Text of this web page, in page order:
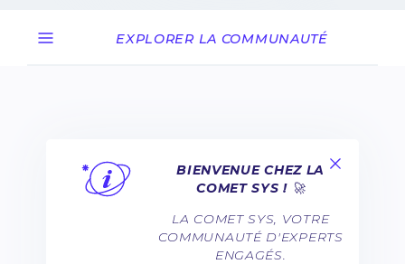
EXPLORER LA COMMUNAUTÉ
BIENVENUE CHEZ LA
COMET SYS !🚀
LA COMET SYS, VOTRE
COMMUNAUTÉ D'EXPERTS
ENGAGÉS.